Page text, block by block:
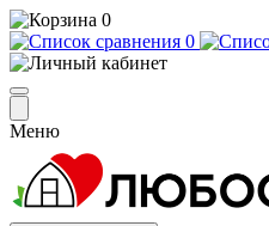
0
0
Меню